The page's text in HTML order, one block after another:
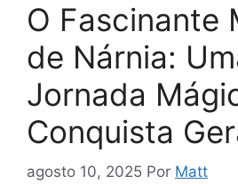
O Fascinante
de Nárnia:
Jornada
Conquista
agosto 10, 2025 Por Matt